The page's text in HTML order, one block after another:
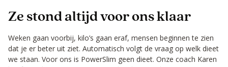
Ze stond altijd voor ons klaar
Weken gaan voorbij, kilo’s gaan eraf, mensen beginnen te zien
dat je er beter uit ziet. Automatisch volgt de vraag op welk dieet
we staan. Voor ons is PowerSlim geen dieet. Onze coach Karen